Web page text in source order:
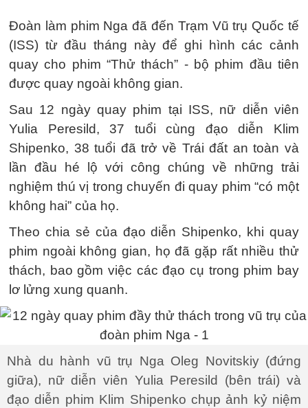
Đoàn làm phim Nga đã đến Trạm Vũ trụ Quốc tế
(ISS) từ đầu tháng này để ghi hình các cảnh
quay cho phim “Thử thách” - bộ phim đầu tiên
được quay ngoài không gian.
Sau 12 ngày quay phim tại ISS, nữ diễn viên
Yulia Peresild, 37 tuổi cùng đạo diễn Klim
Shipenko, 38 tuổi đã trở về Trái đất an toàn và
lần đầu hé lộ với công chúng về những trải
nghiệm thú vị trong chuyến đi quay phim “có một
không hai” của họ.
Theo chia sẻ của đạo diễn Shipenko, khi quay
phim ngoài không gian, họ đã gặp rất nhiều thử
thách, bao gồm việc các đạo cụ trong phim bay
lơ lửng xung quanh.
Nhà du hành vũ trụ Nga Oleg Novitskiy (đứng
giữa), nữ diễn viên Yulia Peresild (bên trái) và
đạo diễn phim Klim Shipenko chụp ảnh kỷ niệm